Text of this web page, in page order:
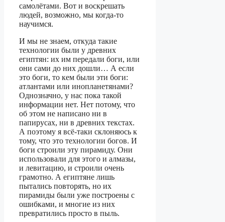
самолётами. Вот и воскрешать
людей, возможно, мы когда-то
научимся.
И мы не знаем, откуда такие
технологии были у древних
египтян: их им передали боги, или
они сами до них дошли… А если
это боги, то кем были эти боги:
атлантами или инопланетянами?
Однозначно, у нас пока такой
информации нет. Нет потому, что
об этом не написано ни в
папирусах, ни в древних текстах.
А поэтому я всё-таки склоняюсь к
тому, что это технологии богов. И
боги строили эту пирамиду. Они
использовали для этого и алмазы,
и левитацию, и строили очень
грамотно. А египтяне лишь
пытались повторять, но их
пирамиды были уже построены с
ошибками, и многие из них
превратились просто в пыль.